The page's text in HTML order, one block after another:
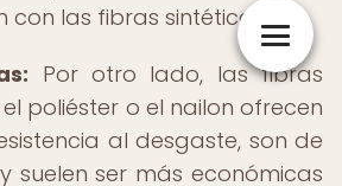
con las fibras sintéticas.
Por otro lado, las fibras
poliéster o el nailon ofrecen
al desgaste, son de
suelen ser más económicas